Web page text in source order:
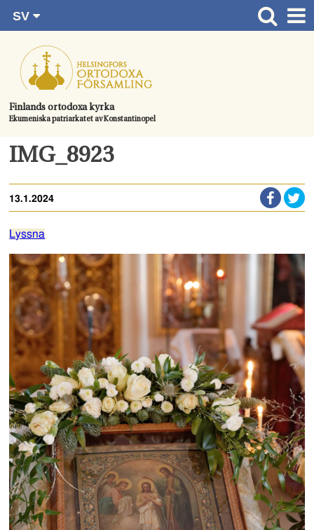
direkt
innehållet.
Finlands ortodoxa kyrka
Ekumeniska patriarkatet av Konstantinopel
SV
RU
EN
UA
Huvudsida
Gudstjänster
Kom med
Kontaktuppgifter
Bröllop
Begravningen
IMG_8923
13.1.2024
Lyssna